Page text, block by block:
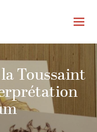
la Toussaint